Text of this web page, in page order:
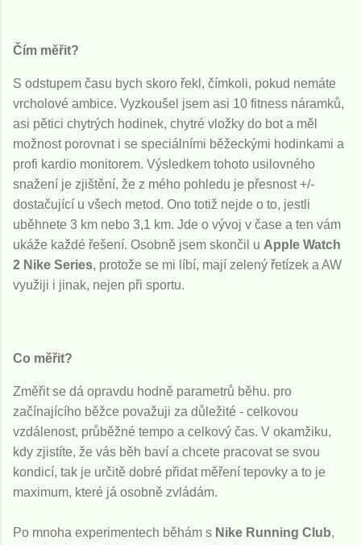
Čím měřit?
S odstupem času bych skoro řekl, čímkoli, pokud nemáte
vrcholové ambice. Vyzkoušel jsem asi 10 fitness náramků,
asi pětici chytrých hodinek, chytré vložky do bot a měl
možnost porovnat i se speciálními běžeckými hodinkami a
profi kardio monitorem. Výsledkem tohoto usilovného
snažení je zjištění, že z mého pohledu je přesnost +/-
dostačující u všech metod. Ono totiž nejde o to, jestli
uběhnete 3 km nebo 3,1 km. Jde o vývoj v čase a ten vám
ukáže každé řešení. Osobně jsem skončil u Apple Watch
2 Nike Series, protože se mi líbí, mají zelený řetízek a AW
využiji i jinak, nejen při sportu.
Co měřit?
Změřit se dá opravdu hodně parametrů běhu. pro
začínajícího běžce považuji za důležité - celkovou
vzdálenost, průběžné tempo a celkový čas. V okamžiku,
kdy zjistíte, že vás běh baví a chcete pracovat se svou
kondicí, tak je určitě dobré přidat měření tepovky a to je
maximum, které já osobně zvládám.
Po mnoha experimentech běhám s Nike Running Club,